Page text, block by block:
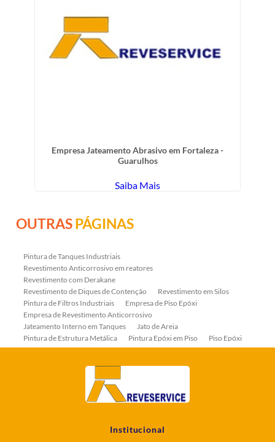
Empresa Jateamento Abrasivo em Fortaleza -
Guarulhos
Saiba Mais
OUTRASPÁGINAS
Pintura de Tanques Industriais
Revestimento Anticorrosivo em reatores
Revestimento com Derakane
Revestimento de Diques de Contenção
Revestimento em Silos
Pintura de Filtros Industriais
Empresa de Piso Epóxi
Empresa de Revestimento Anticorrosivo
Jateamento Interno em Tanques
Jato de Areia
Pintura de Estrutura Metálica
Pintura Epóxi em Piso
Piso Epóxi
Piso Epóxi Autonivelante
Revestimento E-coat em Serpentinas
Revestimentos Anticorrosivos em Trocadores de Calor
Revestimentos em Tanques
Revestimentos Fenólicos
Empresa Jateamento Abrasivo
Jateamento Abrasivo
Institucional